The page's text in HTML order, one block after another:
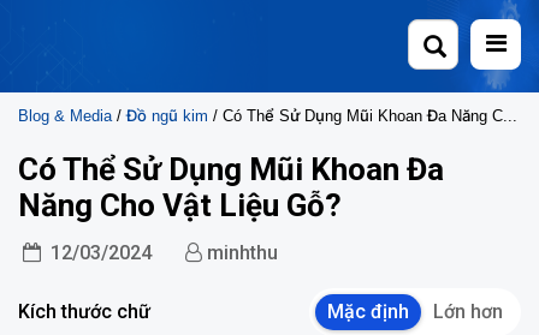
Blog & Media /Đồ ngũ kim / Có Thể Sử Dụng Mũi Khoan Đa Năng Cho Vật Liệu Gỗ?
Có Thể Sử Dụng Mũi Khoan Đa
Năng Cho Vật Liệu Gỗ?
12/03/2024 minhthu
Kích thước chữ Mặc định Lớn hơn